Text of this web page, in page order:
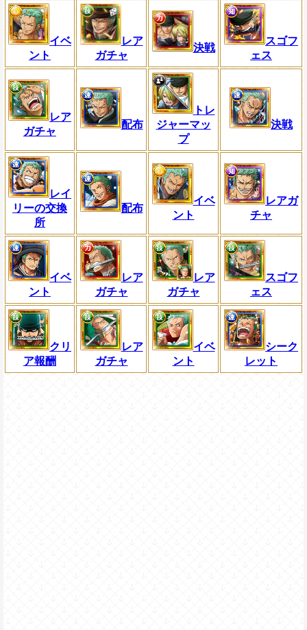
イベ
ント
レア
ガチャ
決戦
スゴフ
ェス
レア
ガチャ
配布
トレ
ジャーマッ
プ
決戦
レイ
リーの交換
所
配布
イベ
ント
レアガ
チャ
イベ
ント
レア
ガチャ
レア
ガチャ
スゴフ
ェス
クリ
ア報酬
レア
ガチャ
イベ
ント
シーク
レット